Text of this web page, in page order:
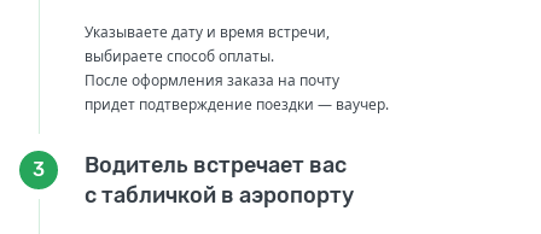
Указываете дату и время встречи,
выбираете способ оплаты.
После оформления заказа на почту
придет подтверждение поездки — ваучер.
3
Водитель встречает вас
с табличкой в аэропорту